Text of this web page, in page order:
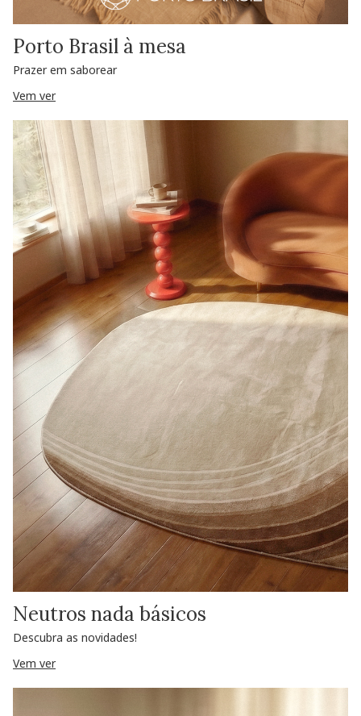
Porto Brasil à mesa
Prazer em saborear
Vem ver
Neutros nada básicos
Descubra as novidades!
Vem ver